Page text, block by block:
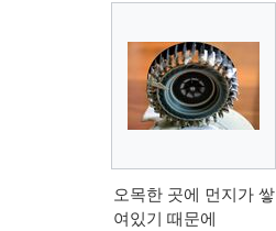
오목한 곳에 먼지가 쌓
여있기 때문에